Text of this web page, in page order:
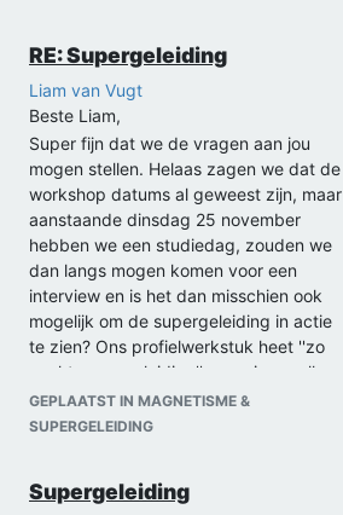
RE: Supergeleiding
Liam van Vugt
Beste Liam,
Super fijn dat we de vragen aan jou
mogen stellen. Helaas zagen we dat de
workshop datums al geweest zijn, maar
aanstaande dinsdag 25 november
hebben we een studiedag, zouden we
dan langs mogen komen voor een
interview en is het dan misschien ook
mogelijk om de supergeleiding in actie
te zien? Ons profielwerkstuk heet ''zo
werkt supergeleiding'', we missen alleen
het experimen en interview.
Groetjes,
GEPLAATST IN MAGNETISME &
SUPERGELEIDING
Supergeleiding